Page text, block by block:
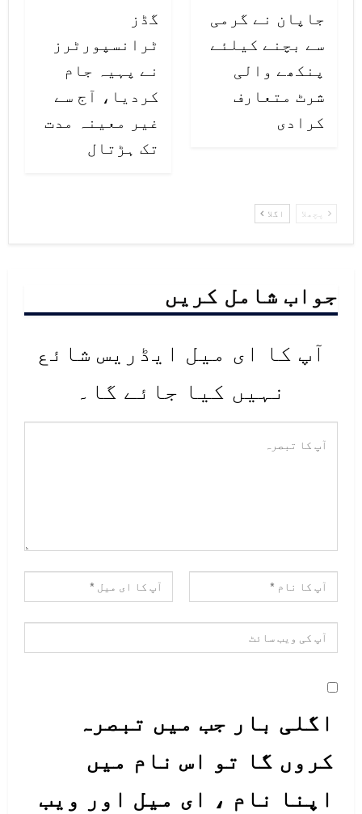
جاپان نے گرمی
سے بچنے کیلئے
پنکھے والی
شرٹ متعارف
کرادی
گڈز
ٹرانسپورٹرز
نے پہیہ جام
کردیا، آج سے
غیر معینہ مدت
تک ہڑتال
پچھلا اگلا
جواب شامل کریں
آپ کا ای میل ایڈریس شائع
نہیں کیا جائے گا۔
اگلی بار جب میں تبصرہ
کروں گا تو اس نام میں
اپنا نام ، ای میل اور ویب